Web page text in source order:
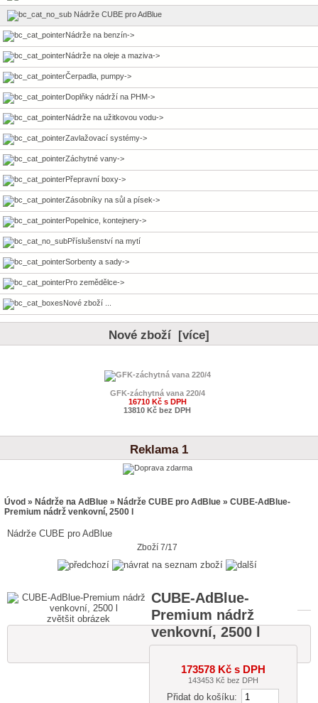
Nádrže CUBE pro AdBlue
Nádrže na benzín->
Nádrže na oleje a maziva->
Čerpadla, pumpy->
Doplňky nádrží na PHM->
Nádrže na užitkovou vodu->
Zavlažovací systémy->
Záchytné vany->
Přepravní boxy->
Zásobníky na sůl a písek->
Popelnice, kontejnery->
Příslušenství na mytí
Sorbenty a sady->
Pro zemědělce->
Nové zboží ...
Nové zboží [více]
GFK-záchytná vana 220/4
16710 Kč s DPH
13810 Kč bez DPH
Reklama 1
Úvod » Nádrže na AdBlue » Nádrže CUBE pro AdBlue » CUBE-AdBlue-
Premium nádrž venkovní, 2500 l
Nádrže CUBE pro AdBlue
Zboží 7/17
zvětšit obrázek
CUBE-AdBlue-
Premium nádrž
venkovní, 2500 l
173578 Kč s DPH
143453 Kč bez DPH
Přidat do košíku: